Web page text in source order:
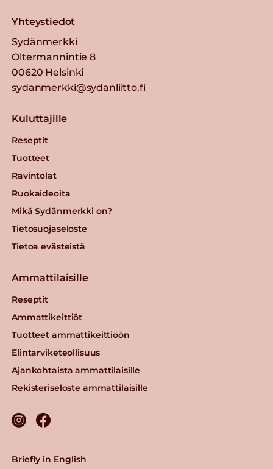
Yhteystiedot
Sydänmerkki
Oltermannintie 8
00620 Helsinki
sydanmerkki@sydanliitto.fi
Kuluttajille
Reseptit
Tuotteet
Ravintolat
Ruokaideoita
Mikä Sydänmerkki on?
Tietosuojaseloste
Tietoa evästeistä
Ammattilaisille
Reseptit
Ammattikeittiöt
Tuotteet ammattikeittiöön
Elintarviketeollisuus
Ajankohtaista ammattilaisille
Rekisteriseloste ammattilaisille
Briefly in English